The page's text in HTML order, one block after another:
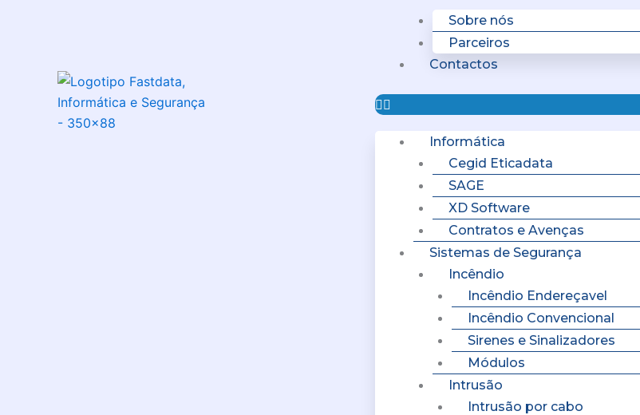
Sobre nós
Parceiros
Contactos
Informática
Cegid Eticadata
SAGE
XD Software
Contratos e Avenças
Sistemas de Segurança
Incêndio
Incêndio Endereçavel
Incêndio Convencional
Sirenes e Sinalizadores
Módulos
Intrusão
Intrusão por cabo